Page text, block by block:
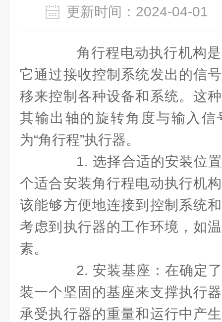
更新时间：2024-04-
角行程电动执行机构是
它通过接收控制系统发出的信
移来控制各种设备和系统。这
其输出轴的旋转角度与输入信
为“角行程”执行器。
1. 选择合适的安装位置
个适合安装角行程电动执行机
该能够方便地连接到控制系统
考虑到执行器的工作环境，如
素。
2. 安装基座：在确定了
装一个坚固的基座来支撑执行
承受执行器的重量和运行中产